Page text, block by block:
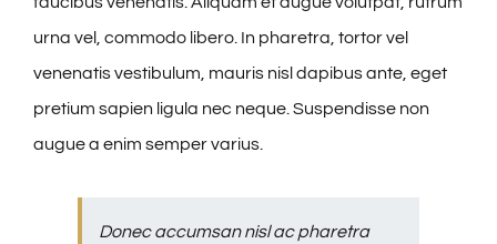
urna vel, commodo libero. In pharetra, tortor vel
venenatis vestibulum, mauris nisl dapibus ante, eget
pretium sapien ligula nec neque. Suspendisse non
augue a enim semper varius.
Donec accumsan nisl ac pharetra